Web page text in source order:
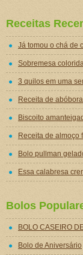
Receitas
Bolo pullman
Bolos
Bolo de Aniversário